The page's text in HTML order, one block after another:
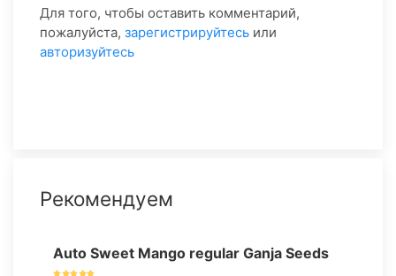
Для того, чтобы оставить комментарий,
пожалуйста, зарегистрируйтесь или
авторизуйтесь
Рекомендуем
Auto Sweet Mango regular Ganja Seeds